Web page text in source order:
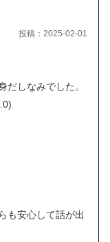
投稿：2025-02-01
だしなみでした。
も安心して話が出